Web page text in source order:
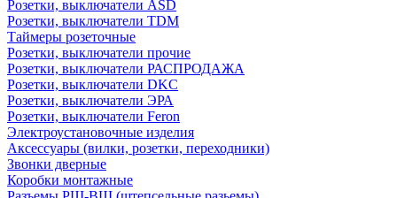
Розетки, выключатели ASD
Розетки, выключатели TDM
Таймеры розеточные
Розетки, выключатели прочие
Розетки, выключатели РАСПРОДАЖА
Розетки, выключатели DKC
Розетки, выключатели ЭРА
Розетки, выключатели Feron
Электроустановочные изделия
Аксессуары (вилки, розетки, переходники)
Звонки дверные
Коробки монтажные